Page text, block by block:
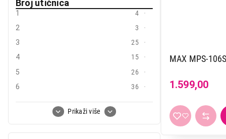
Broj utičnica
Prikaži više
1
4
2
3
3
25
4
15
5
26
6
36
vise od 6
2
MAX MPS-
1.599,00